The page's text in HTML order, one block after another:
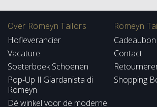
Over Romeyn Tailors
Hofleverancier
Vacature
Soeterboek Schoenen
Pop-Up Il Giardanista di
Romeyn
Dé winkel voor de moderne
Romeyn
Cadeaubon
Contact
Shopping